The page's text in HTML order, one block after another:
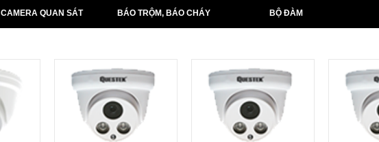
(0274) 6569423
CAMERA QUAN SÁT BÁO TRỘM, BÁO CHÁY BỘ ĐÀM